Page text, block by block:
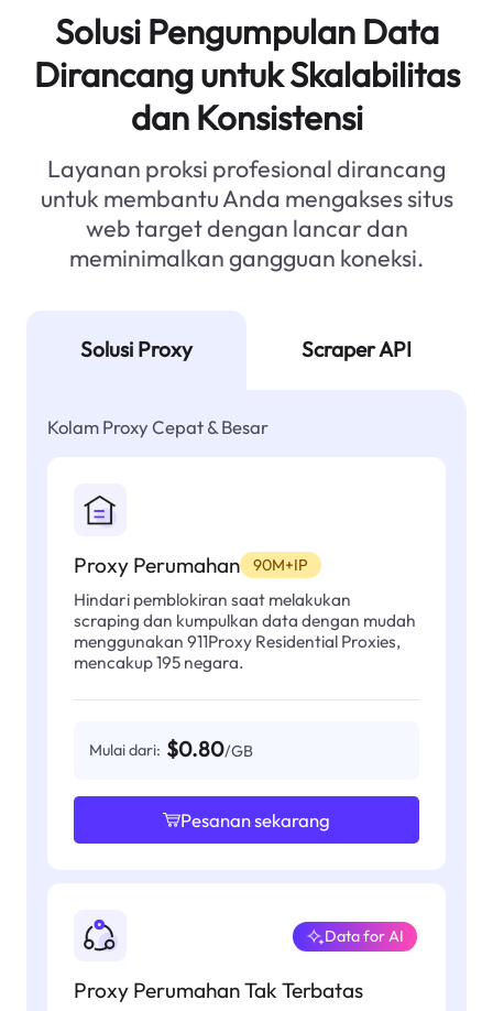
Solusi Pengumpulan Data
Dirancang untuk Skalabilitas
dan Konsistensi
Layanan proksi profesional dirancang
untuk membantu Anda mengakses situs
web target dengan lancar dan
meminimalkan gangguan koneksi.
Solusi Proxy Scraper API
Kolam Proxy Cepat & Besar
Proxy Perumahan 90M+IP
Hindari pemblokiran saat melakukan
scraping dan kumpulkan data dengan mudah
menggunakan 911Proxy Residential Proxies,
mencakup 195 negara.
Mulai dari: $0.80/GB
Pesanan sekarang
Proxy Perumahan Tak Terbatas
Data for AI